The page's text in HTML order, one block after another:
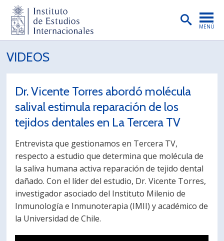
MENÚ
INSTITUTO
PREGRADO
POSTGRADO
EXTENSIÓN
PUBLICACIONES
BIBLIOTECA
ENGLISH
PORTUGUÊS
VIDEOS
Dr. Vicente Torres abordó molécula
salival estimula reparación de los
tejidos dentales en La Tercera TV
Entrevista que gestionamos en Tercera TV,
respecto a estudio que determina que molécula de
la saliva humana activa reparación de tejido dental
dañado. Con el líder del estudio, Dr. Vicente Torres,
investigador asociado del Instituto Milenio de
Inmunología e Inmunoterapia (IMII) y académico de
la Universidad de Chile.